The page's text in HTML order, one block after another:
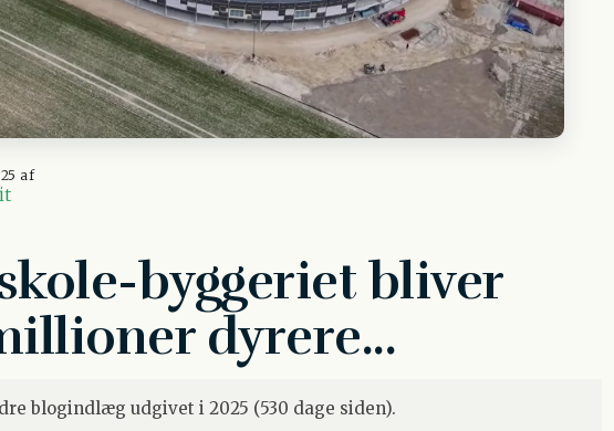
af
byggeriet bliver
dyrere...
blogindlæg udgivet i 2025 (530 dage siden).